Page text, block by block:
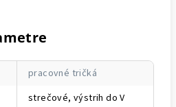
pracovné tričká
strečové, výstrih do V